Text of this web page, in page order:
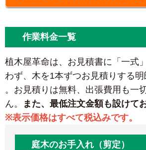
作業料金一覧
植木屋革命は、お見積書に「一式
わず、木を1本ずつお見積りする
。お見積りは無料、出張費用も一
ん。
また、最低注文金額も設けて
※表示価格はすべて税込みです。
庭木のお手入れ（剪定）